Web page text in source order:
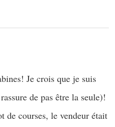
Je crois que je suis
de pas être la seule)!
de courses, le vendeur était